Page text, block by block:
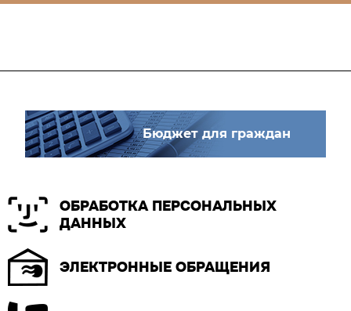
Бюджет для граждан
ОБРАБОТКА ПЕРСОНАЛЬНЫХ
ДАННЫХ
ЭЛЕКТРОННЫЕ ОБРАЩЕНИЯ